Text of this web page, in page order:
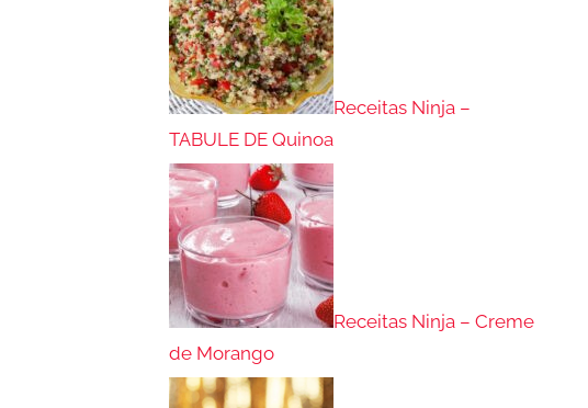
Receitas Ninja –
TABULE DE Quinoa
Receitas Ninja – Creme
de Morango